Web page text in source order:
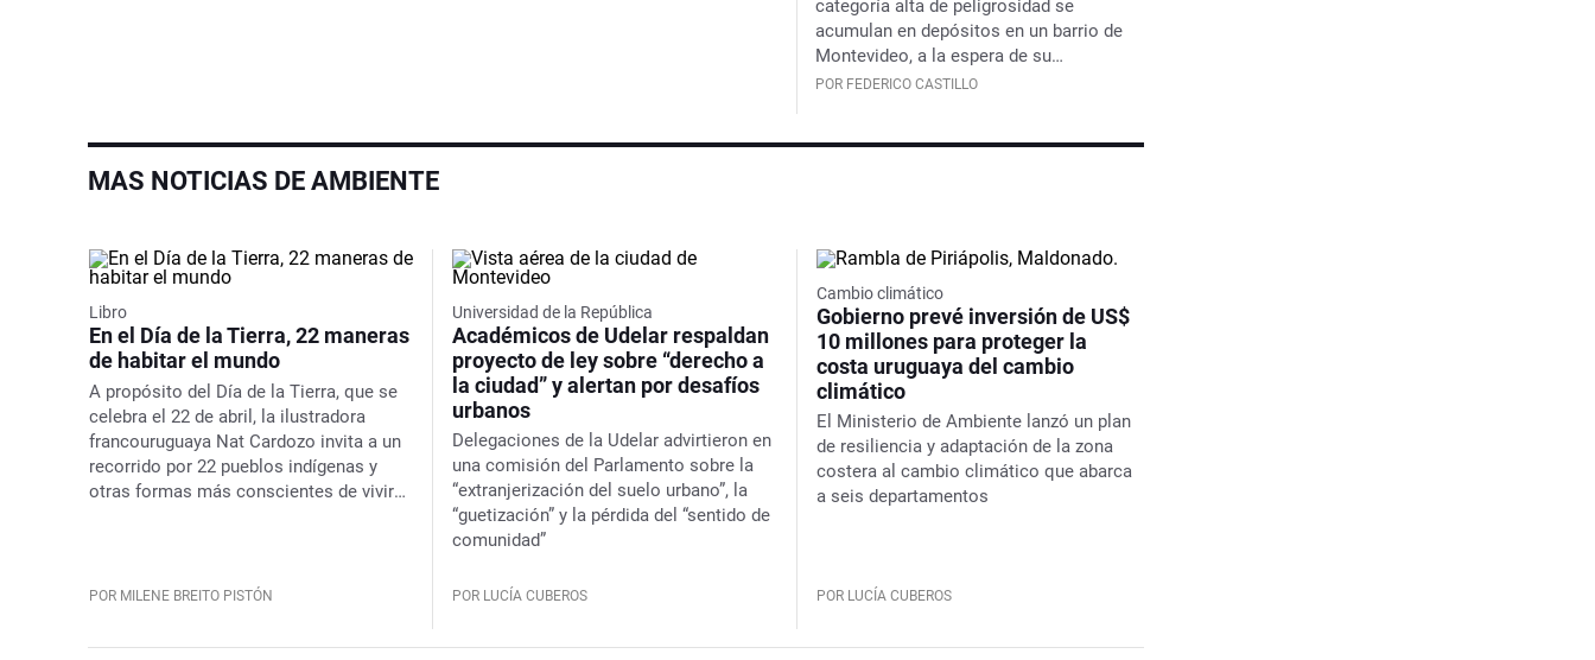
categoría alta de peligrosidad se
acumulan en depósitos en un barrio de
Montevideo, a la espera de su
disposición final
POR FEDERICO CASTILLO
MAS NOTICIAS DE AMBIENTE
Libro
En el Día de la Tierra, 22 maneras
de habitar el mundo
A propósito del Día de la Tierra, que se
celebra el 22 de abril, la ilustradora
francouruguaya Nat Cardozo invita a un
recorrido por 22 pueblos indígenas y
otras formas más conscientes de vivir
POR MILENE BREITO PISTÓN
Universidad de la República
Académicos de Udelar respaldan
proyecto de ley sobre “derecho a
la ciudad” y alertan por desafíos
urbanos
Delegaciones de la Udelar advirtieron en
una comisión del Parlamento sobre la
“extranjerización del suelo urbano”, la
“guetización” y la pérdida del “sentido de
comunidad”
POR LUCÍA CUBEROS
Cambio climático
Gobierno prevé inversión de US$
10 millones para proteger la
costa uruguaya del cambio
climático
El Ministerio de Ambiente lanzó un plan
de resiliencia y adaptación de la zona
costera al cambio climático que abarca
a seis departamentos
POR LUCÍA CUBEROS